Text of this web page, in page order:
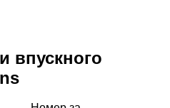
впускного